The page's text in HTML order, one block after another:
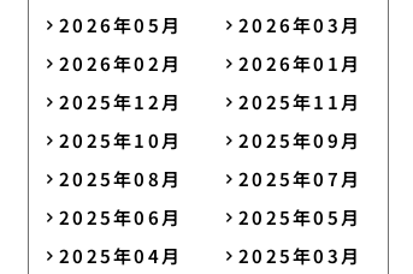
2026年05月
2026年03月
2026年02月
2026年01月
2025年12月
2025年11月
2025年10月
2025年09月
2025年08月
2025年07月
2025年06月
2025年05月
2025年04月
2025年03月